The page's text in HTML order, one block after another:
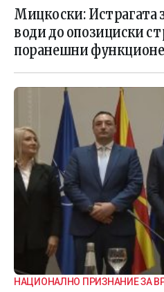
ИСТРАГАТА
Мицкоски: Истрагата
води до опозициски
поранешни
НАЦИОНАЛНО ПРИЗНАНИЕ ЗА